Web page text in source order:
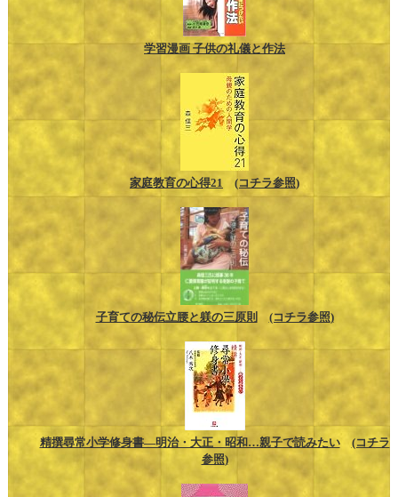
学習漫画 子供の礼儀と作法
家庭教育の心得21 (コチラ参照)
子育ての秘伝立腰と躾の三原則 (コチラ参照)
精撰尋常小学修身書―明治・大正・昭和…親子で読みたい
(コチラ
参照)